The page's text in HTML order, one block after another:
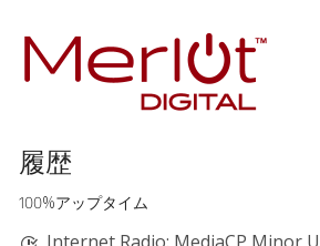
履歴
100%アップタイム